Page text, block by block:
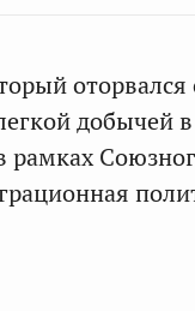
добычей